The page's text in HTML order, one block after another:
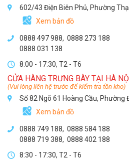
602/43 Điện Biên Phủ, Phường
Xem bản đồ
0888 497 988, 0888 273 188
0888 031 138
8:00 - 17:30, T2 - T6
CỬA HÀNG TRƯNG BÀY TẠI HÀ
(Vui lòng liên hệ trước để kiểm tra tồn kho)
Số 82 Ngõ 61 Hoàng Cầu, Phường
Xem bản đồ
0888 749 188, 0888 584 188
0888 719 388, 0888 402 188
8:30 - 17:30, T2 - T6